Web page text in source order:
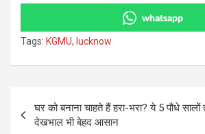
whatsapp
Tags: KGMU, lucknow
navigation
घर को बनाना चाहते हैं हरा-भरा? ये 5 पौधे
देखभाल भी बेहद आसान